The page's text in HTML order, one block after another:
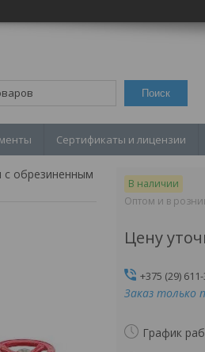
Поиск
Сертификаты и лицензии
В наличии
Оптом и в
Цену
+375 (29)
Заказ только
График